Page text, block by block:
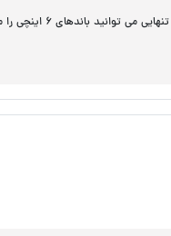
اگر منظورتان این می باشد که ضمن اتصال 6951 باند های 6 اینچی را به آن اضافه کنید باید